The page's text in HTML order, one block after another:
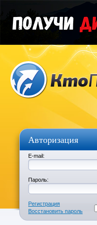
Авторизация
E-mail:
Пароль:
Регистрация
Восстановить пароль